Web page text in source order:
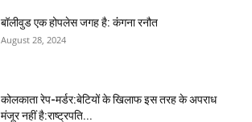
बॉलीवुड एक होपलेस जगह है: कंंगना रनौत
August 28, 2024
कोलकाता रेप-मर्डर:बेटियों के खिलाफ इस तरह के अपराध
मंजूर नहीं है:राष्ट्रपति...